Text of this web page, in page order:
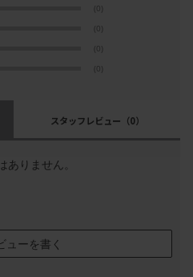
(0)
(0)
(0)
(0)
スタッフレビュー （0）
ありません。
ューを書く